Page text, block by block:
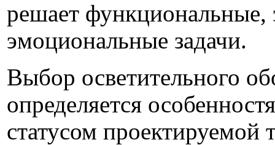
решает функциональные,
эмоциональные задачи.
Выбор осветительного
определяется
статусом проектируемой